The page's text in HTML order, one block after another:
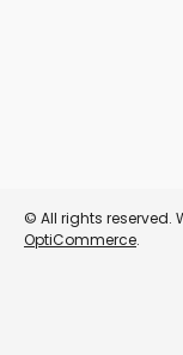
© All rights reserved.
OptiCommerce.